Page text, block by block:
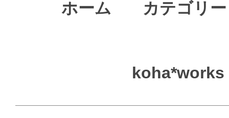
ホーム カテゴリ